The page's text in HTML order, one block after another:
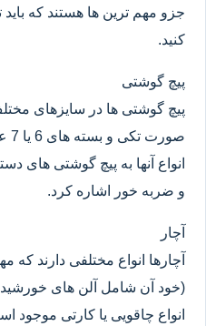
جزو مهم ترین ها هستند که باید
کنید.
پیچ گوشتی
پیچ گوشتی ها در سایزهای
انواع آنها به پیچ گوشتی های
و ضربه خور اشاره کرد.
آچار
آچارها انواع مختلفی دارند که
انواع چاقویی یا کارتی